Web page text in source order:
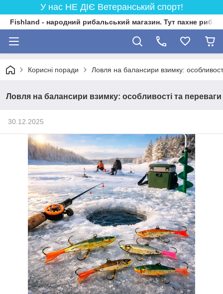
У нас НЕ ДІЄ Ветеранський спорт!
Fishland - народний рибальський магазин. Тут пахне
Корисні поради Ловля на балансири взимку:
Ловля на балансири взимку: особливості та переваги
30.12.2025